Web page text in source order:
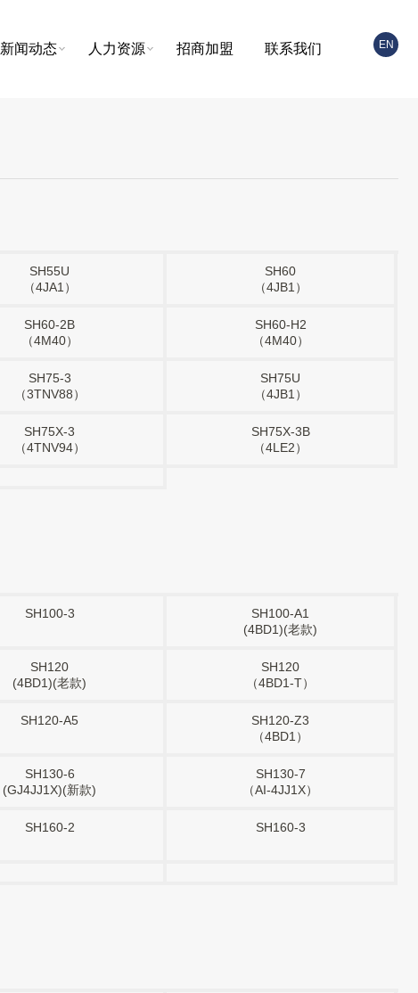
EN
新闻动态 人力资源 招商加盟 联系我们
SH55U
（4JA1）
SH60
（4JB1）
SH60-2B
（4M40）
SH60-H2
（4M40）
SH75-3
（3TNV88）
SH75U
（4JB1）
SH75X-3
（4TNV94）
SH75X-3B
（4LE2）
SH100-3
SH100-A1
(4BD1)(老款)
SH120
(4BD1)(老款)
SH120
（4BD1-T）
SH120-A5
SH120-Z3
（4BD1）
SH130-6
(GJ4JJ1X)(新款)
SH130-7
（AI-4JJ1X）
SH160-2 SH160-3